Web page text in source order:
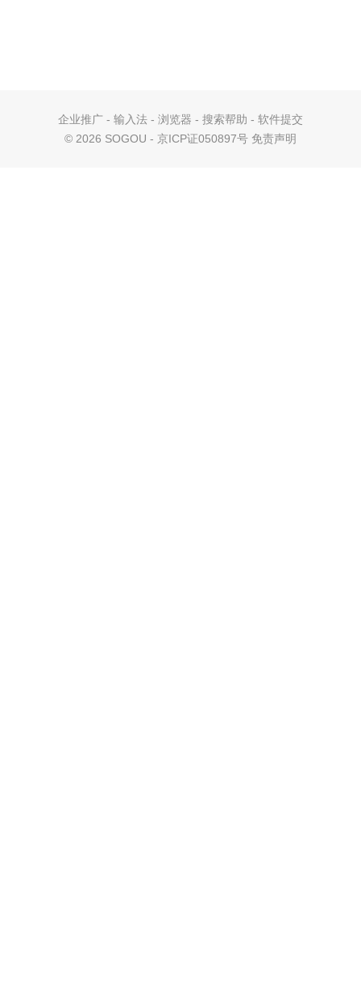
企业推广 - 输入法 - 浏览器 - 搜索帮助 - 软件提交
© 2026 SOGOU - 京ICP证050897号 免责声明